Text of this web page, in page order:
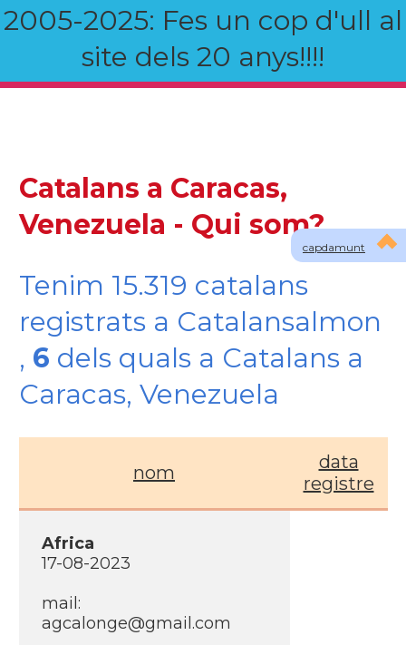
2005-2025: Fes un cop d'ull al
site dels 20 anys!!!!
capdamunt
Catalans a Caracas,
Venezuela - Qui som?
Tenim 15.319 catalans
registrats a Catalansalmon
, 6 dels quals a Catalans a
Caracas, Venezuela
nom
data
registre
Africa
17-08-2023
mail:
agcalonge@gmail.com